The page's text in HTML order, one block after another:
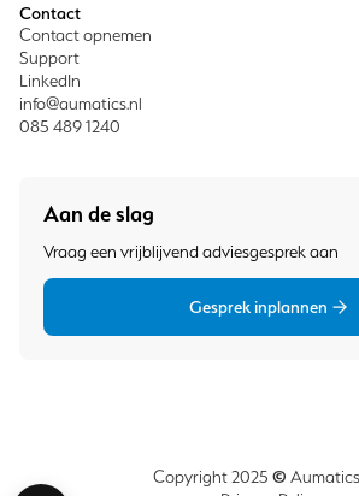
Contact
Contact opnemen
Support
LinkedIn
info@aumatics.nl
085 489 1240
Aan de slag
Vraag een vrijblijvend adviesgesprek aan
Gesprek inplannen
Copyright 2025 © Aumatics